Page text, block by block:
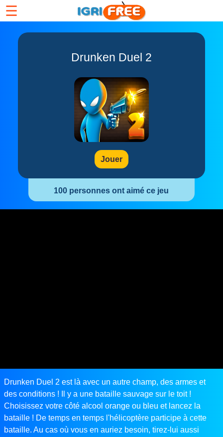
☰
Drunken Duel 2
Jouer
100 personnes ont aimé ce jeu
Drunken Duel 2 est là avec un autre champ, des armes et
des conditions ! Il y a une bataille sauvage sur le toit !
Choisissez votre côté alcool orange ou bleu et lancez la
bataille ! De temps en temps l'hélicoptère participe à cette
bataille. Au cas où vous en auriez besoin, tirez-lui aussi